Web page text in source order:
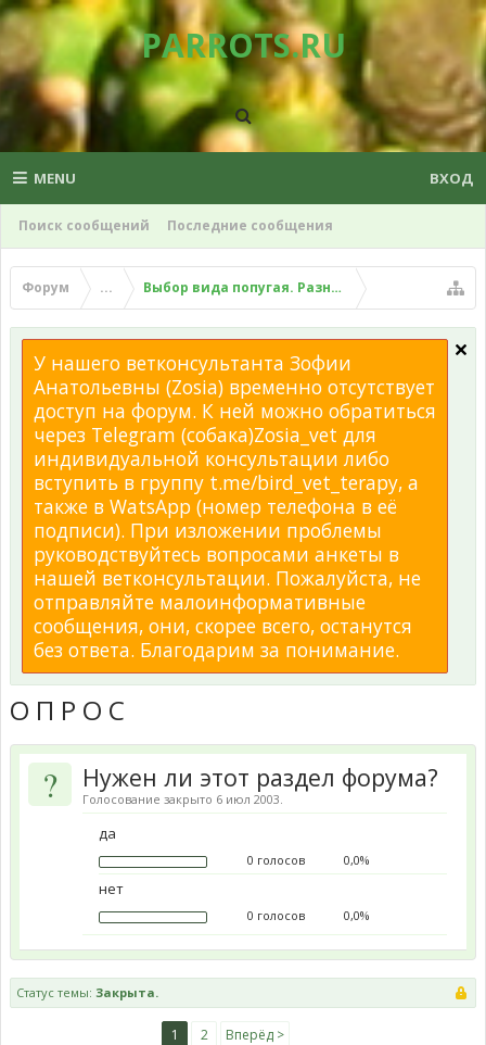
PARROTS.RU
MENU
Поиск сообщений Последние сообщения
ВХОД
Форум ... Выбор вида попугая. Разные вопросы о
У нашего ветконсультанта Зофии
Анатольевны (Zosia) временно отсутствует
доступ на форум. К ней можно обратиться
через Telegram (собака)Zosia_vet для
индивидуальной консультации либо
вступить в группу t.me/bird_vet_terapy, а
также в WatsApp (номер телефона в её
подписи). При изложении проблемы
руководствуйтесь вопросами анкеты в
нашей ветконсультации. Пожалуйста, не
отправляйте малоинформативные
сообщения, они, скорее всего, останутся
без ответа. Благодарим за понимание.
О П Р О С
? Нужен ли этот раздел форума?
Голосование закрыто 6 июл 2003.
да
0 голосов 0,0%
нет
0 голосов 0,0%
Статус темы: Закрыта.
1 2 Вперёд >